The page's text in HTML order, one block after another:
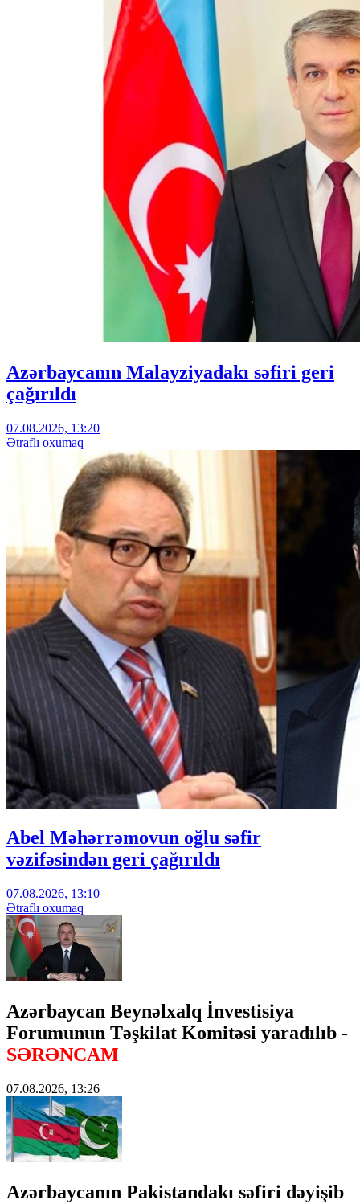
Azərbaycanın Malayziyadakı səfiri geri
çağırıldı
07.08.2026, 13:20
Ətraflı oxumaq
Abel Məhərrəmovun oğlu səfir
vəzifəsindən geri çağırıldı
07.08.2026, 13:10
Ətraflı oxumaq
Azərbaycan Beynəlxalq İnvestisiya
Forumunun Təşkilat Komitəsi yaradılıb -
SƏRƏNCAM
07.08.2026, 13:26
Azərbaycanın Pakistandakı səfiri dəyişib